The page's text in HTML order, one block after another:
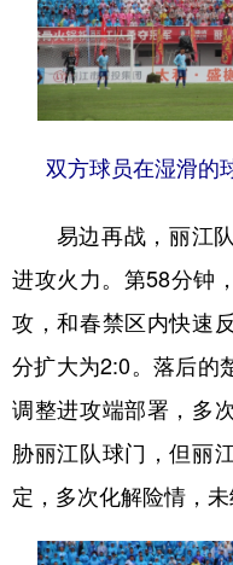
双方球员在湿滑的
易边再战，丽江队
进攻火力。第58分钟
攻，和春禁区内快速
分扩大为2:0。落后的
调整进攻端部署，多
胁丽江队球门，但丽
定，多次化解险情，未